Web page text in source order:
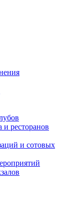
ресторанов
и сотовых